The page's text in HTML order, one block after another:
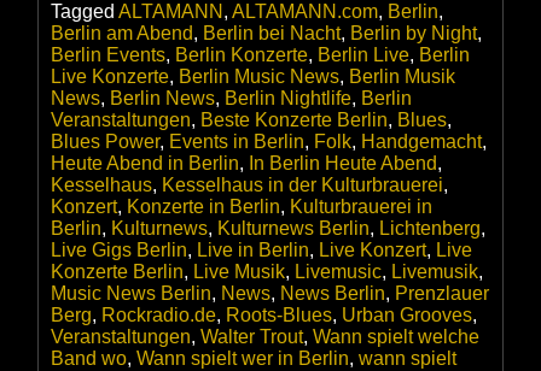
Tagged ALTAMANN , ALTAMANN.com, Berlin,
Berlin am Abend, Berlin bei Nacht, Berlin by Night,
Berlin Events, Berlin Konzerte, Berlin Live, Berlin
Live Konzerte, Berlin Music News, Berlin Musik
News, Berlin News, Berlin Nightlife, Berlin
Veranstaltungen, Beste Konzerte Berlin, Blues,
Blues Power, Events in Berlin, Folk, Handgemacht,
Heute Abend in Berlin, In Berlin Heute Abend,
Kesselhaus, Kesselhaus in der Kulturbrauerei,
Konzert, Konzerte in Berlin, Kulturbrauerei in
Berlin, Kulturnews, Kulturnews Berlin, Lichtenberg,
Live Gigs Berlin, Live in Berlin, Live Konzert, Live
Konzerte Berlin, Live Musik, Livemusic, Livemusik,
Music News Berlin, News, News Berlin, Prenzlauer
Berg, Rockradio.de, Roots-Blues, Urban Grooves,
Veranstaltungen, Walter Trout, Wann spielt welche
Band wo, Wann spielt wer in Berlin, wann spielt